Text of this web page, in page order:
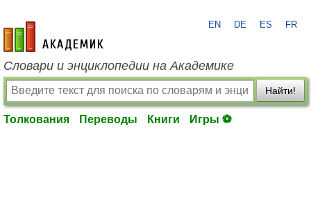
academic.ru
EN DE ES FR
Словари и энциклопедии на Академике
Найти!
Толкования Переводы Книги Игры ⚽